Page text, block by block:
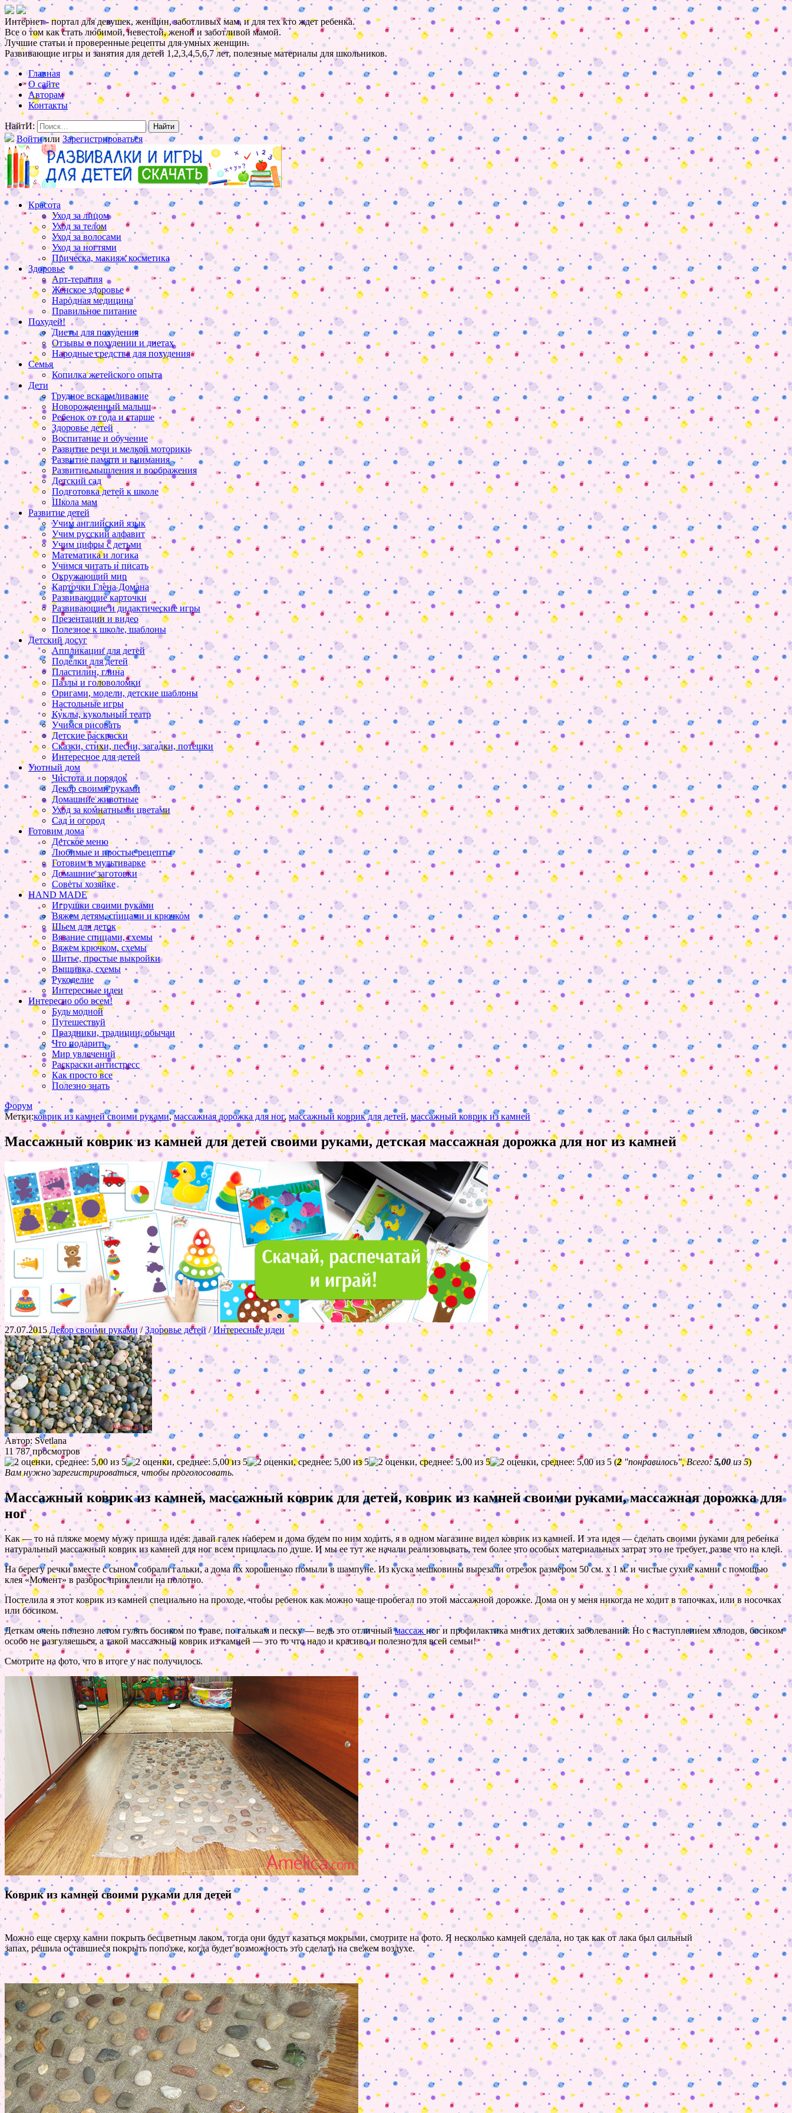
Интернет - портал для девушек, женщин, заботливых мам, и для тех кто ждет ребенка.
Все о том как стать любимой, невестой, женой и заботливой мамой.
Лучшие статьи и проверенные рецепты для умных женщин.
Развивающие игры и занятия для детей 1,2,3,4,5,6,7 лет, полезные материалы для школьников.
Главная
О сайте
Авторам
Контакты
НайтИ:
Войтиили Зарегистрироваться
Красота
Уход за лицом
Уход за телом
Уход за волосами
Уход за ногтями
Прическа, макияж косметика
Здоровье
Арт-терапия
Женское здоровье
Народная медицина
Правильное питание
Похудей!
Диеты для похудения
Отзывы о похудении и диетах
Народные средства для похудения
Семья
Копилка жетейского опыта
Дети
Грудное вскармливание
Новорожденный малыш
Ребенок от года и старше
Здоровье детей
Воспитание и обучение
Развитие речи и мелкой моторики
Развитие памяти и внимания
Развитие мышления и воображения
Детский сад
Подготовка детей к школе
Школа мам
Развитие детей
Учим английский язык
Учим русский алфавит
Учим цифры с детьми
Математика и логика
Учимся читать и писать
Окружающий мир
Карточки Глена Домана
Развивающие карточки
Развивающие и дидактические игры
Презентации и видео
Полезное к школе, шаблоны
Детский досуг
Аппликации для детей
Поделки для детей
Пластилин, глина
Пазлы и головоломки
Оригами, модели, детские шаблоны
Настольные игры
Куклы, кукольный театр
Учимся рисовать
Детские раскраски
Сказки, стихи, песни, загадки, потешки
Интересное для детей
Уютный дом
Чистота и порядок
Декор своими руками
Домашние животные
Уход за комнатными цветами
Сад и огород
Готовим дома
Детское меню
Любимые и простые рецепты
Готовим в мультиварке
Домашние заготовки
Советы хозяйке
HAND MADE
Игрушки своими руками
Вяжем детям, спицами и крючком
Шьем для деток
Вязание спицами, схемы
Вяжем крючком, схемы
Шитье, простые выкройки
Вышивка, схемы
Рукоделие
Интересные идеи
Интересно обо всем!
Будь модной
Путешествуй
Праздники, традиции, обычаи
Что подарить
Мир увлечений
Раскраски антистресс
Как просто все
Полезно знать
Форум
Метки:коврик из камней своими руками,массажная дорожка для ног, массажный коврик для детей, массажный коврик из камней
Массажный коврик из камней для детей своими руками, детская массажная дорожка для ног из камней
27.07.2015Декор своими руками /Здоровье детей/Интересные идеи
Автор: Svetlana
11 787 просмотров
(2"понравилось", Всего:5,00из 5)
Вам нужно зарегистрироваться, чтобы проголосовать.
Массажный коврик из камней, массажный коврик для детей, коврик из камней своими руками, массажная дорожка для
ног
Как — то на пляже моему мужу пришла идея: давай галек наберем и дома будем по ним ходить, я в одном магазине видел коврик из камней. И эта идея — сделать своими руками для ребенка
натуральный массажный коврик из камней для ног всем пришлась по душе. И мы ее тут же начали реализовывать, тем более что особых материальных затрат это не требует, разве что на клей.
На берегу речки вместе с сыном собрали гальки, а дома их хорошенько помыли в шампуне. Из куска мешковины вырезали отрезок размером 50 см. х 1 м. и чистые сухие камни с помощью
клея «Момент» в разброс приклеили на полотно.
Постелила я этот коврик из камней специально на проходе, чтобы ребенок как можно чаще пробегал по этой массажной дорожке. Дома он у меня никогда не ходит в тапочках, или в носочках
или босиком.
Деткам очень полезно летом гулять босиком по траве, по галькам и песку — ведь это отличныймассаж ног и профилактика многих детских заболеваний. Но с наступлением холодов, босиком
особо не разгуляешься, а такой массажный коврик из камней — это то что надо и красиво и полезно для всей семьи!
Смотрите на фото, что в итоге у нас получилось.
Коврик из камней своими руками для детей
Можно еще сверху камни покрыть бесцветным лаком, тогда они будут казаться мокрыми, смотрите на фото. Я несколько камней сделала, но так как от лака был сильный
запах, решила оставшиеся покрыть попозже, когда будет возможность это сделать на свежем воздухе.